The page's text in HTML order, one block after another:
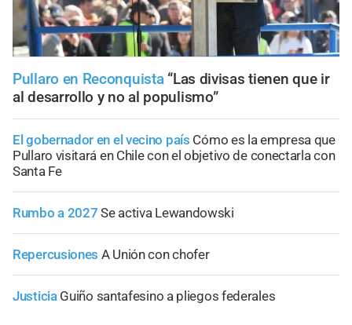
Pullaro en Reconquista “Las divisas tienen que ir
al desarrollo y no al populismo”
El gobernador en el vecino país Cómo es la empresa que
Pullaro visitará en Chile con el objetivo de conectarla con
Santa Fe
Rumbo a 2027 Se activa Lewandowski
Repercusiones A Unión con chofer
Justicia Guiño santafesino a pliegos federales